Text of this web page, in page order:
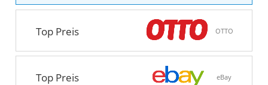
Top Preis OTTO
Top Preis eBay